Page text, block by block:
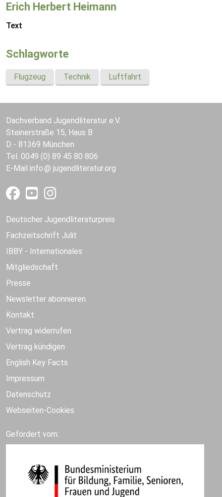
Erich Herbert Heimann
Text
Schlagworte
Flugzeug Technik Luftfahrt
Dachverband Jugendliteratur e.V.
Steinerstraße 15, Haus B
D - 81369 München
Tel. 0049 (0) 89 45 80 806
E-Mail info jugendliteratur.org
Deutscher Jugendliteraturpreis
Fachzeitschrift Julit
IBBY - Internationales
Mitgliedschaft
Presse
Newsletter abonnieren
Kontakt
Vertrag widerrufen
Vertrag kündigen
English Key Facts
Impressum
Datenschutz
Webseiten-Cookies
Gefördert vom: